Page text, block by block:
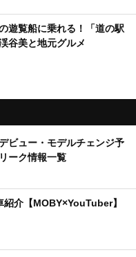
遊覧船に乗れる！「道の駅
谷美と地元グルメ
ビュー・モデルチェンジ予
ーク情報一覧
介【MOBY×YouTuber】